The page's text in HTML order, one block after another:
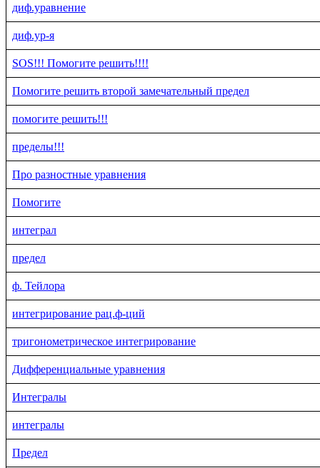
диф.уравнение
диф.ур-я
SOS!!! Помогите решить!!!!
Помогите решить второй замечательный предел
помогите решить!!!
пределы!!!
Про разностные уравнения
Помогите
интеграл
предел
ф. Тейлора
интегрирование рац.ф-ций
тригонометрическое интегрирование
Дифференциальные уравнения
Интегралы
интегралы
Предел